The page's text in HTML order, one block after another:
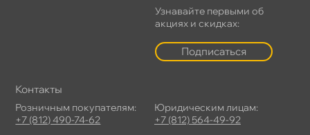
Узнавайте первыми о
акциях и скидках:
Подписаться
Контакты
Розничным покупателям:
+7 (812) 490-74-62
Юридическим лицам:
+7 (812) 564-49-92